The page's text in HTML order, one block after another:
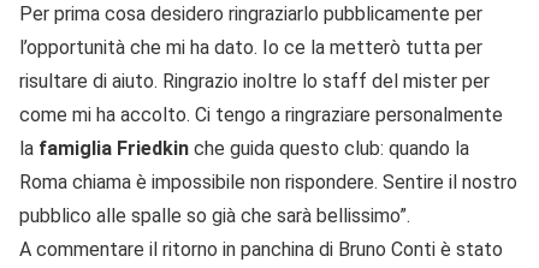
Per prima cosa desidero ringraziarlo pubblicamente per
l’opportunità che mi ha dato. Io ce la metterò tutta per
risultare di aiuto. Ringrazio inoltre lo staff del mister per
come mi ha accolto. Ci tengo a ringraziare personalmente
la famiglia Friedkin che guida questo club: quando la
Roma chiama è impossibile non rispondere. Sentire il nostro
pubblico alle spalle so già che sarà bellissimo”.
A commentare il ritorno in panchina di Bruno Conti è stato